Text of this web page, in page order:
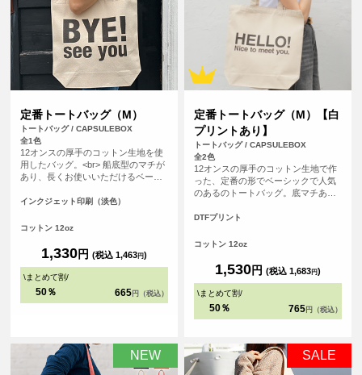
定番トートバッグ（M）
トートバッグ / CAPSULEBOX
全1色
12オンスの厚手のコットン生地を使
用したバッグ。<br> 船底型のマチが
あり、長くお使いいただけるベーシ
<br> 印刷は白色を印刷しない、フル
囲を印刷いただけるので、ノベルテ
インクジェット印刷（淡色）
コットン 12oz
1,330円 (税込 1,463円)
\まとめて割/
50％ 665 円（税込）
定番トートバッグ（M）【白
プリントあり】
トートバッグ / CAPSULEBOX
全2色
12オンスの厚手のコットン生地で作
った、定番の形でベーシックで人気
のあるのトートバッグ。底マチあり
バッグです。使用用途も多様なの
ても、販売用としても、オリジナル
DTFプリント
コットン 12oz
1,530円 (税込 1,683円)
\まとめて割/
50％ 765 円（税込）
NEW SALE